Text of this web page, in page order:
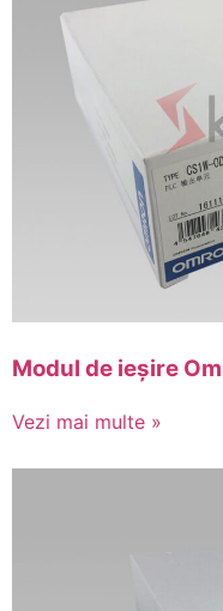
Modul de ieșire
Vezi mai multe »